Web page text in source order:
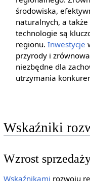
środowiska,
naturalnych, a
technologie są
regionu.Inwestycje
przyrody i
niezbędne dla
utrzymania
Wskaźniki
Wzrost
Wskaźnikami rozwoju